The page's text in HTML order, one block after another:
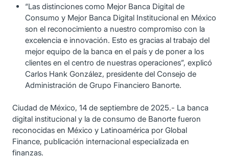
“Las distinciones como Mejor Banca Digital de
Consumo y Mejor Banca Digital Institucional en México
son el reconocimiento a nuestro compromiso con la
excelencia e innovación. Esto es gracias al trabajo del
mejor equipo de la banca en el país y de poner a los
clientes en el centro de nuestras operaciones”, explicó
Carlos Hank González, presidente del Consejo de
Administración de Grupo Financiero Banorte.
Ciudad de México, 14 de septiembre de 2025.- La banca
digital institucional y la de consumo de Banorte fueron
reconocidas en México y Latinoamérica por Global
Finance, publicación internacional especializada en
finanzas.